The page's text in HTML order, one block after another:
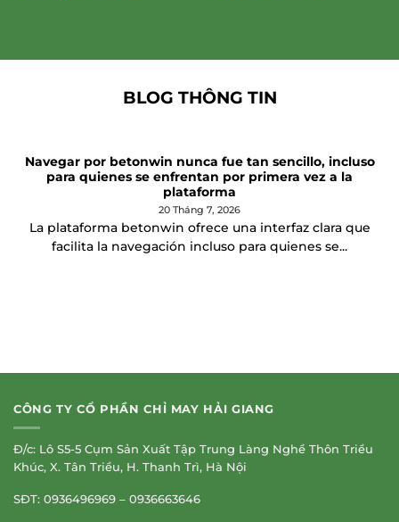
BLOG THÔNG TIN
Navegar por betonwin nunca fue tan sencillo, incluso
para quienes se enfrentan por primera vez a la
plataforma
20 Tháng 7, 2026
La plataforma betonwin ofrece una interfaz clara que
facilita la navegación incluso para quienes se...
CÔNG TY CỔ PHẦN CHỈ MAY HẢI GIANG
Đ/c: Lô S5-5 Cụm Sản Xuất Tập Trung Làng Nghề Thôn Triều
Khúc, X. Tân Triều, H. Thanh Trì, Hà Nội
SĐT: 0936496969 – 0936663646